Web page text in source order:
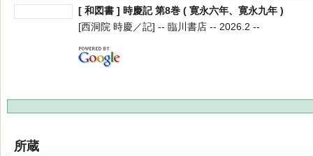
[ 和図書 ] 時慶記 第8巻 ( 寛永六年、寛永九年 )
[西洞院 時慶／記] -- 臨川書店 -- 2026.2 --
所蔵